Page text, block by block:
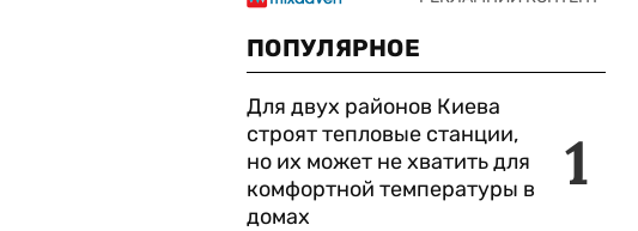
ПОПУЛЯРНОЕ
1
Для двух районов Киева
строят тепловые станции,
но их может не хватить для
комфортной температуры в
домах